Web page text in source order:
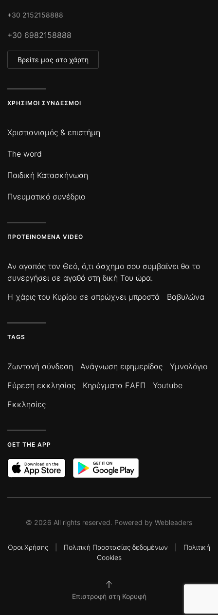
+30 2152158888
+30 6982158888
Βρείτε μας στο χάρτη
ΧΡΉΣΙΜΟΙ ΣΎΝΔΕΣΜΟΙ
Χριστιανισμός & επιστήμη
The word
Παιδική Κατασκήνωση
Πνευματικό συνέδριο
ΠΡΟΤΕΙΝΌΜΕΝΑ VIDEO
Αν αγαπάς τον Θεό, ό,τι άσχημο σου συμβαίνει θα το
συνεργήσει σε αγαθό στη δική Του ώρα.
Η χάρις του Κυρίου σε σπρώχνει μπροστά
Βαβυλώνα
TAGS
Ζωντανή σύνδεση Ανάγνωση εφημερίδας
Υμνολόγιο
Εύρεση εκκλησίας
Κηρύγματα ΕΑΕΠ
Youtube
Εκκλησίες
GET THE APP
© 2026 All rights reserved. Powered by Webleaders
Όροι Χρήσης Πολιτική Προστασίας δεδομένων
Πολιτική
Cookies
Επιστροφή στη Κορυφή